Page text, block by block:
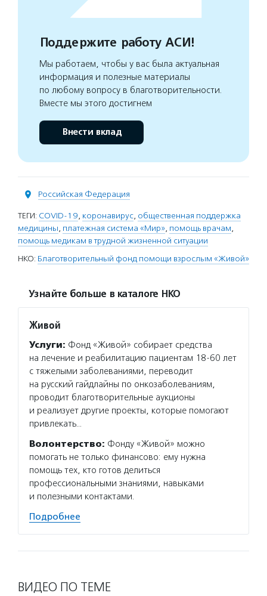
Поддержите работу АСИ!
Мы работаем, чтобы у вас была актуальная
информация и полезные материалы
по любому вопросу в благотворительности.
Вместе мы этого достигнем
Внести вклад
Российская Федерация
ТЕГИ: COVID-19, коронавирус, общественная поддержка
медицины, платежная система «Мир», помощь врачам,
помощь медикам в трудной жизненной ситуации
НКО: Благотворительный фонд помощи взрослым «Живой»
Узнайте больше в каталоге НКО
Живой
Услуги: Фонд «Живой» собирает средства
на лечение и реабилитацию пациентам 18-60 лет
с тяжелыми заболеваниями, переводит
на русский гайдлайны по онкозаболеваниям,
проводит благотворительные аукционы
и реализует другие проекты, которые помогают
привлекать…
Волонтерство: Фонду «Живой» можно
помогать не только финансово: ему нужна
помощь тех, кто готов делиться
профессиональными знаниями, навыками
и полезными контактами.
Подробнее
ВИДЕО ПО ТЕМЕ